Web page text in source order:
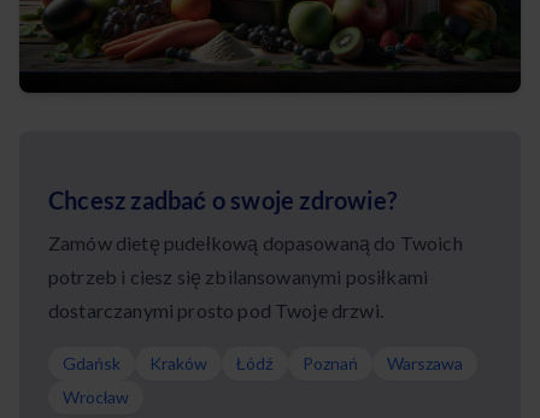
Chcesz zadbać o swoje zdrowie?
Zamów dietę pudełkową dopasowaną do Twoich
potrzeb i ciesz się zbilansowanymi posiłkami
dostarczanymi prosto pod Twoje drzwi.
Gdańsk Kraków Łódź Poznań
Warszawa
Wrocław